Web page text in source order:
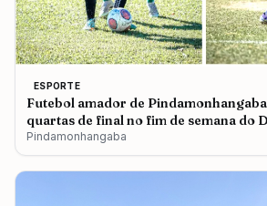
ESPORTE
Futebol amador de
quartas de final no fim de semana do
Pindamonhangaba